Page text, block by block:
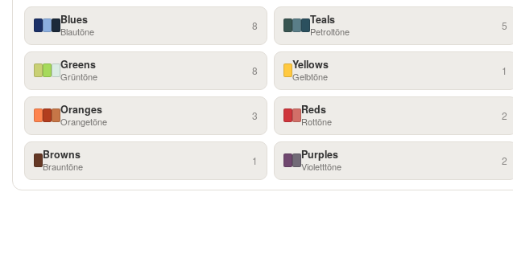
Blues
Blautöne 8 Teals
Petroltöne 5
Greens
Grüntöne 8 Yellows
Gelbtöne 1
Oranges
Orangetöne 3 Reds
Rottöne 2
Browns
Brauntöne 1 Purples
Violetttöne 2